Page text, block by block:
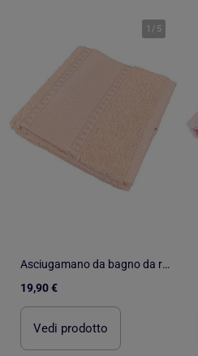
1 / 5
Asciugamano da bagno da ricamare in spugna tela Aida
19,90 €
Vedi prodotto